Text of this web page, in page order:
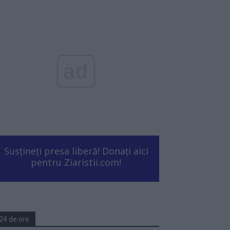
Susțineți presa liberă! Donați aici
pentru Ziaristii.com!
24 de ore